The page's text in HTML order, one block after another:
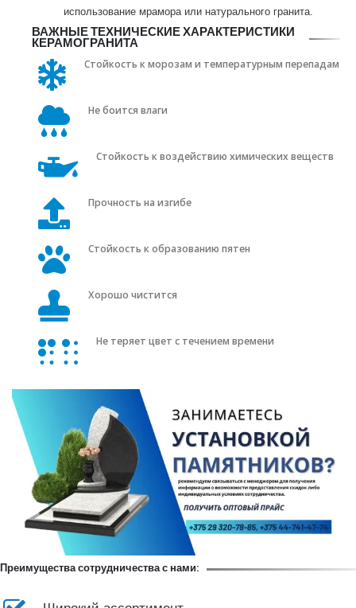
использование мрамора или натурального гранита.
ВАЖНЫЕ ТЕХНИЧЕСКИЕ ХАРАКТЕРИСТИКИ
КЕРАМОГРАНИТА
Стойкость к морозам и температурным перепадам
Не боится влаги
Стойкость к воздействию химических веществ
Прочность на изгибе
Стойкость к образованию пятен
Хорошо чистится
Не теряет цвет с течением времени
Преимущества сотрудничества с нами: